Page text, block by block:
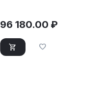
96 180.00 ₽